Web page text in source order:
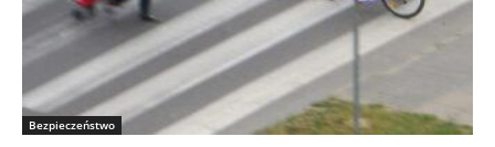
Bezpieczeństwo